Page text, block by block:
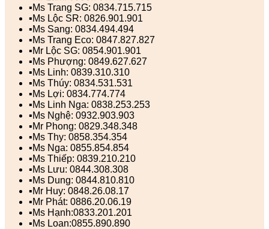
▪️Ms Trang SG: 0834.715.715
▪️Ms Lộc SR: 0826.901.901
▪️Ms Sang: 0834.494.494
▪️Ms Trang Eco: 0847.827.827
▪️Mr Lộc SG: 0854.901.901
▪️Ms Phượng: 0849.627.627
▪️Ms Linh: 0839.310.310
▪️Ms Thúy: 0834.531.531
▪️Ms Lợi: 0834.774.774
▪️Ms Linh Nga: 0838.253.253
▪️Ms Nghệ: 0932.903.903
▪️Mr Phong: 0829.348.348
▪️Ms Thy: 0858.354.354
▪️Ms Nga: 0855.854.854
▪️Ms Thiếp: 0839.210.210
▪️Ms Lưu: 0844.308.308
▪️Ms Dung: 0844.810.810
▪️Mr Huy: 0848.26.08.17
▪️Mr Phát: 0886.20.06.19
▪️Ms Hạnh:0833.201.201
▪️Ms Loan:0855.890.890